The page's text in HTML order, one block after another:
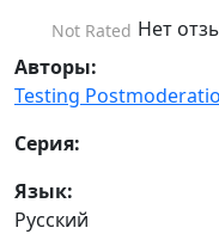
Not Rated Нет
Авторы:
Testing
Серия:
Язык:
Русский